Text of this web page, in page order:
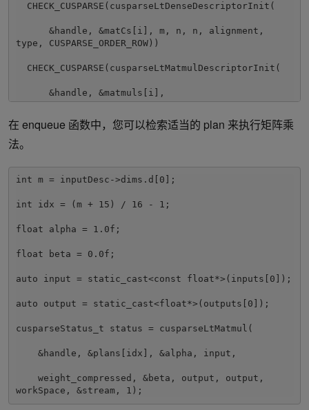
CHECK_CUSPARSE(cusparseLtDenseDescriptorInit(
&handle, &matCs[i], m, n, n, alignment,
type, CUSPARSE_ORDER_ROW))
CHECK_CUSPARSE(cusparseLtMatmulDescriptorInit(
&handle, &matmuls[i],
CUSPARSE_OPERATION_NON_TRANSPOSE,
CUSPARSE_OPERATION_TRANSPOSE, &matAs[i],
&matBs[i], &matCs[i], &matCs[i], compute_type))
CHECK_CUSPARSE(cusparseLtMatmulAlgSelectionInit(
CUSPARSELT_MATMUL_ALG_DEFAULT))
int split_k = 1;
CHECK_CUSPARSE(cusparseLtMatmulAlgSetAttribute(
&handle, &alg_sels[i],
sizeof(split_k)))
int alg_id = 0;
CHECK_CUSPARSE(cusparseLtMatmulAlgSetAttribute(
&handle, &alg_sels[i],
CUSPARSELT_MATMUL_ALG_CONFIG_ID, &alg_id,
sizeof(alg_id)))
在 enqueue 函数中，您可以检索适当的 plan 来执行矩阵乘
法。
int m = inputDesc->dims.d[0];
int idx = (m + 15) / 16 - 1;
float alpha = 1.0f;
float beta = 0.0f;
auto input = static_cast<const float*>(inputs[0]);
auto output = static_cast<float*>(outputs[0]);
cusparseStatus_t status = cusparseLtMatmul(
&handle, &plans[idx], &alpha, input,
weight_compressed, &beta, output, output,
workSpace, &stream, 1);